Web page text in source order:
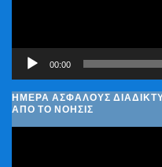
00:00
ΗΜΈΡΑ ΑΣΦΑΛΟΎΣ
ΑΠΌ ΤΟ ΝΟΗΣΙΣ